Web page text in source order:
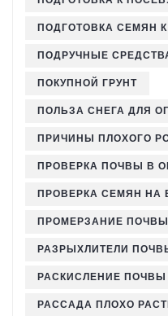
ПОДГОТОВКА СЕМЯН
ПОДРУЧНЫЕ
ПОКУПНОЙ ГРУНТ
ПОЛЬЗА СНЕГА ДЛЯ
ПРИЧИНЫ ПЛОХОГО
ПРОВЕРКА ПОЧВЫ В
ПРОВЕРКА СЕМЯН
ПРОМЕРЗАНИЕ ПОЧВЫ
РАЗРЫХЛИТЕЛИ
РАСКИСЛЕНИЕ ПОЧВЫ
РАССАДА ПЛОХО